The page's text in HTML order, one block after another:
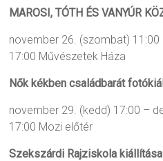
MAROSI, TÓTH ÉS VANYÚR
november 26. (szombat) 11:00
17:00 Művészetek Háza
Nők kékben családbarát
november 29. (kedd) 17:00 –
17:00 Mozi előtér
Szekszárdi Rajziskola kiállítása